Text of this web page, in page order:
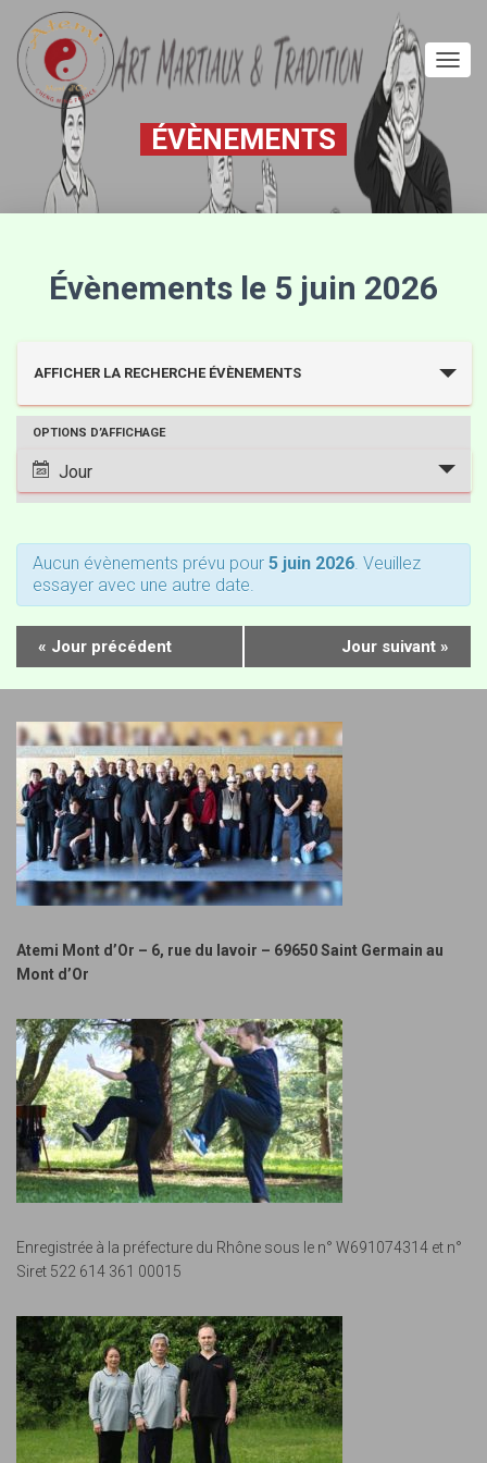
ÉVÈNEMENTS
Évènements le 5 juin 2026
e
h
e
r
h
e
e
t
n
a
v
i
g
a
t
i
o
n
d
e
AFFICHER LA RECHERCHE ÉVÈNEMENTS
a
g
t
i
o
n
d
e
v
u
e
s
É
v
è
e
m
e
n
t
OPTIONS D’AFFICHAGE
Jour
Aucun évènements prévu pour 5 juin 2026. Veuillez
essayer avec une autre date.
« Jour précédent Jour suivant »
Atemi Mont d’Or – 6, rue du lavoir – 69650 Saint Germain au
Mont d’Or
Enregistrée à la préfecture du Rhône sous le n° W691074314 et n°
Siret 522 614 361 00015